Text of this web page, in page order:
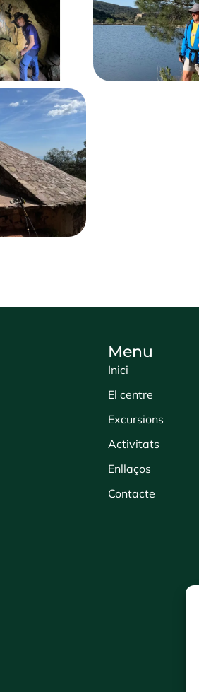
Menu
Inici
El centre
Excursions
Activitats
Enllaços
Contacte